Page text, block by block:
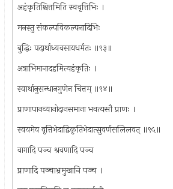
अहंकृतिश्चित्तमिति स्ववृत्तिभिः ।
मनस्तु संकल्पविकल्पनादिभिः
बुद्धिः पदार्थाध्यवसायधर्मतः ॥९३॥
अत्राभिमानादहमित्यहंकृतिः ।
स्वार्थानुसन्धानगुणेन चित्तम् ॥९४॥
प्राणापानव्यानोदानसमाना भवत्यसौ प्राणः ।
स्वयमेव वृत्तिभेदाद्विकृतिभेदात्सुवर्णसलिलवत् ॥९५॥
वागादि पञ्च श्रवणादि पञ्च
प्राणादि पञ्चाभ्रमुखानि पञ्च ।